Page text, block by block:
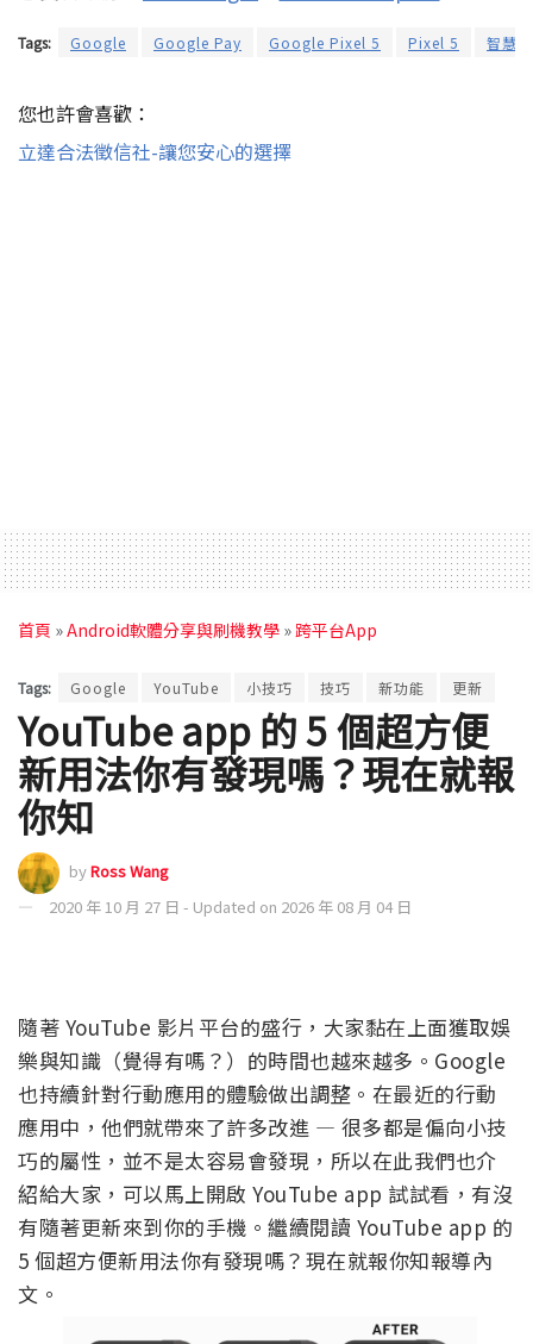
Tags: Google Google Pay Google Pixel 5 Pixel 5 智慧
您也許會喜歡：
立達合法徵信社-讓您安心的選擇
首頁 »Android軟體分享與刷機教學 »跨平台App
Tags: Google YouTube 小技巧 技巧 新功能 更新
YouTube app 的 5 個超方便
新用法你有發現嗎？現在就報
你知
byRoss Wang
2020 年 10 月 27 日 - Updated on 2026 年 08 月 04 日
隨著 YouTube 影片平台的盛行，大家黏在上面獲取娛
樂與知識（覺得有嗎？）的時間也越來越多。Google
也持續針對行動應用的體驗做出調整。在最近的行動
應用中，他們就帶來了許多改進 — 很多都是偏向小技
巧的屬性，並不是太容易會發現，所以在此我們也介
紹給大家，可以馬上開啟 YouTube app 試試看，有沒
有隨著更新來到你的手機。繼續閱讀 YouTube app 的
5 個超方便新用法你有發現嗎？現在就報你知報導內
文。